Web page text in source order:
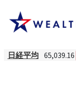
日経平均 65,039.16